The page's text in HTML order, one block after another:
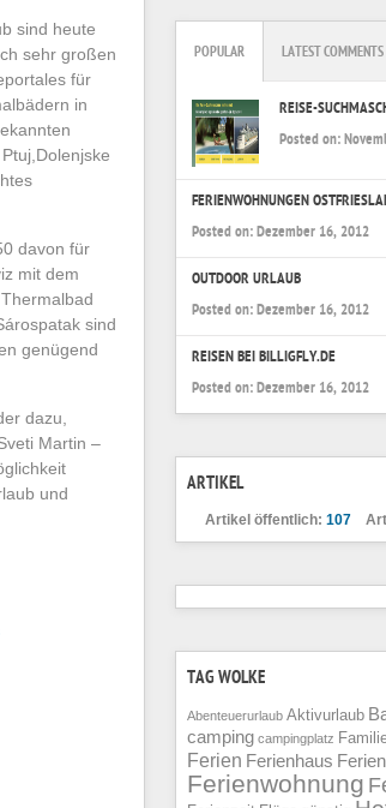
sind heute
sehr großen
für
in
davon für
mit dem
sind
genügend
dazu,
Martin –
und
POPULAR LATEST COMMENTS
REISE-
Posted on:
FERIENWOHNUNGEN
Posted on: Dezember 16, 2012
OUTDOOR URLAUB
Posted on: Dezember 16, 2012
REISEN BEI BILLIGFLY.DE
Posted on: Dezember 16, 2012
ARTIKEL
Artikel öffentlich: 107
TAG WOLKE
Abenteuerurlaub Aktivurlaub
camping campingplatz
Ferien Ferienhaus
Ferienwohnung